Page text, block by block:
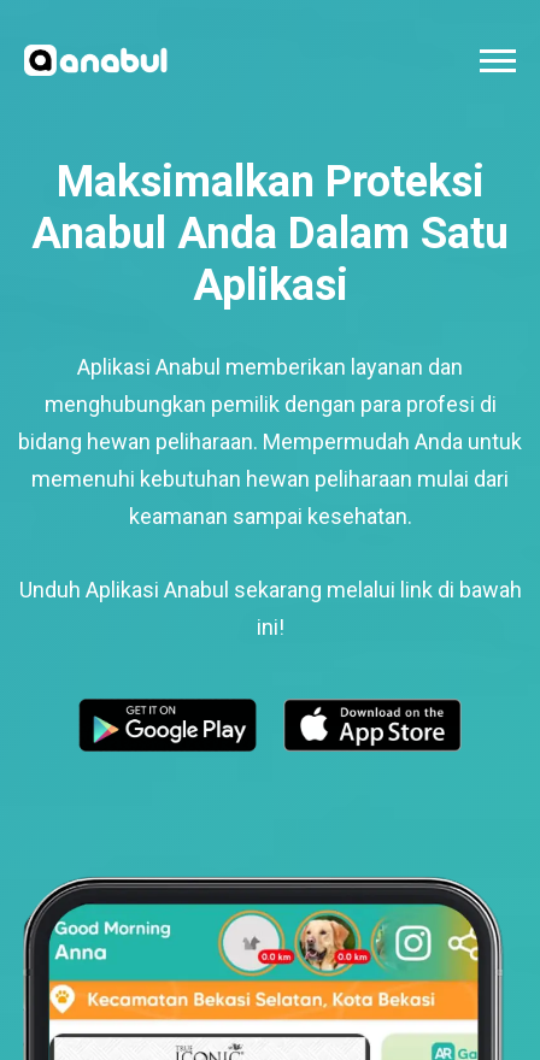
Maksimalkan Proteksi
Anabul Anda Dalam Satu
Aplikasi
Aplikasi Anabul memberikan layanan dan
menghubungkan pemilik dengan para profesi di
bidang hewan peliharaan. Mempermudah Anda untuk
memenuhi kebutuhan hewan peliharaan mulai dari
keamanan sampai kesehatan.
Unduh Aplikasi Anabul sekarang melalui link di bawah
ini!